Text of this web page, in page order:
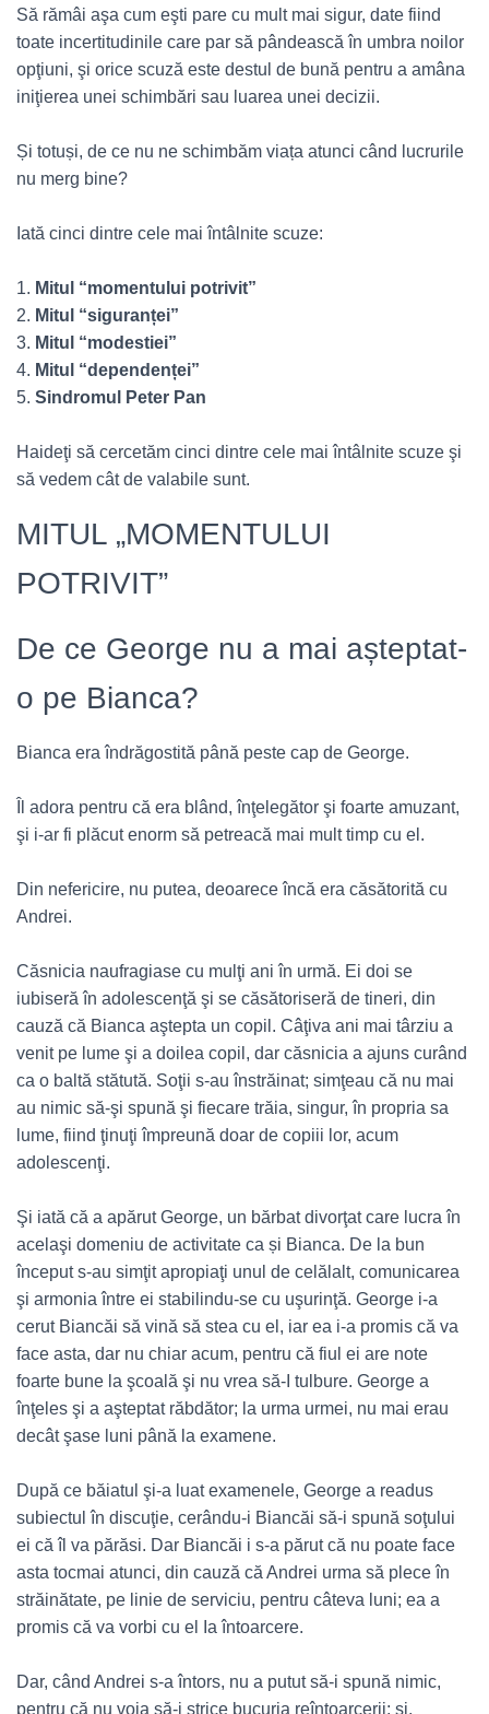
Să rămâi aşa cum eşti pare cu mult mai sigur, date fiind
toate incertitudinile care par să pândească în umbra noilor
opţiuni, şi orice scuză este destul de bună pentru a amâna
iniţierea unei schimbări sau luarea unei decizii.
Și totuși, de ce nu ne schimbăm viața atunci când lucrurile
nu merg bine?
Iată cinci dintre cele mai întâlnite scuze:
1. Mitul “momentului potrivit”
2. Mitul “siguranței”
3. Mitul “modestiei”
4. Mitul “dependenței”
5. Sindromul Peter Pan
Haideţi să cercetăm cinci dintre cele mai întâlnite scuze şi
să vedem cât de valabile sunt.
MITUL „MOMENTULUI
POTRIVIT”
De ce George nu a mai așteptat-
o pe Bianca?
Bianca era îndrăgostită până peste cap de George.
Îl adora pentru că era blând, înţelegător şi foarte amuzant,
şi i-ar fi plăcut enorm să petreacă mai mult timp cu el.
Din nefericire, nu putea, deoarece încă era căsătorită cu
Andrei.
Căsnicia naufragiase cu mulţi ani în urmă. Ei doi se
iubiseră în adolescenţă şi se căsătoriseră de tineri, din
cauză că Bianca aştepta un copil. Câţiva ani mai târziu a
venit pe lume şi a doilea copil, dar căsnicia a ajuns curând
ca o baltă stătută. Soţii s-au înstrăinat; simţeau că nu mai
au nimic să-şi spună şi fiecare trăia, singur, în propria sa
lume, fiind ţinuţi împreună doar de copiii lor, acum
adolescenţi.
Şi iată că a apărut George, un bărbat divorţat care lucra în
acelaşi domeniu de activitate ca și Bianca. De la bun
început s-au simţit apropiaţi unul de celălalt, comunicarea
şi armonia între ei stabilindu-se cu uşurinţă. George i-a
cerut Biancăi să vină să stea cu el, iar ea i-a promis că va
face asta, dar nu chiar acum, pentru că fiul ei are note
foarte bune la şcoală şi nu vrea să-I tulbure. George a
înţeles şi a aşteptat răbdător; la urma urmei, nu mai erau
decât şase luni până la examene.
După ce băiatul şi-a luat examenele, George a readus
subiectul în discuţie, cerându-i Biancăi să-i spună soţului
ei că îl va părăsi. Dar Biancăi i s-a părut că nu poate face
asta tocmai atunci, din cauză că Andrei urma să plece în
străinătate, pe linie de serviciu, pentru câteva luni; ea a
promis că va vorbi cu el Ia întoarcere.
Dar, când Andrei s-a întors, nu a putut să-i spună nimic,
pentru că nu voia să-i strice bucuria reîntoarcerii; şi,